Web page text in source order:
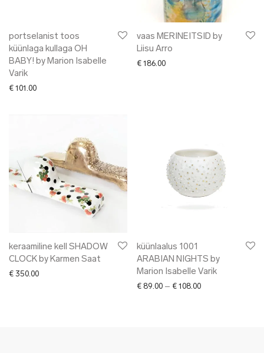
portselanist toos
küünlaga kullaga OH
BABY! by Marion Isabelle
Varik
€ 101.00
vaas MERINEITSID by
Liisu Arro
€ 186.00
keraamiline kell SHADOW
CLOCK by Karmen Saat
€ 350.00
küünlaalus 1001
ARABIAN NIGHTS by
Marion Isabelle Varik
€ 89.00 – € 108.00Price range: €